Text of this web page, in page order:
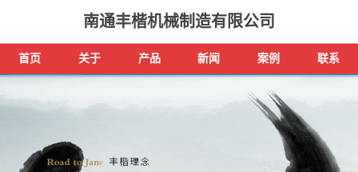
南通丰楷机械制造有限公司
首页 关于 产品 新闻 案例 联系